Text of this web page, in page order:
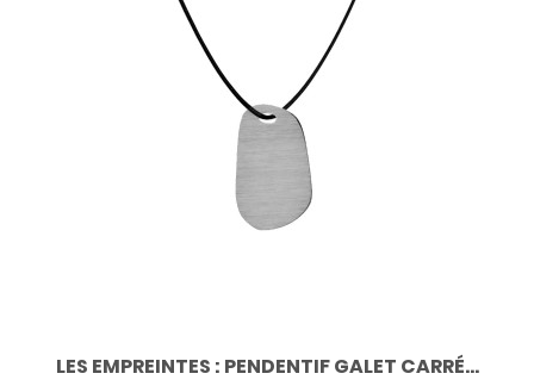
LES EMPREINTES : PENDENTIF GALET CARRÉ...